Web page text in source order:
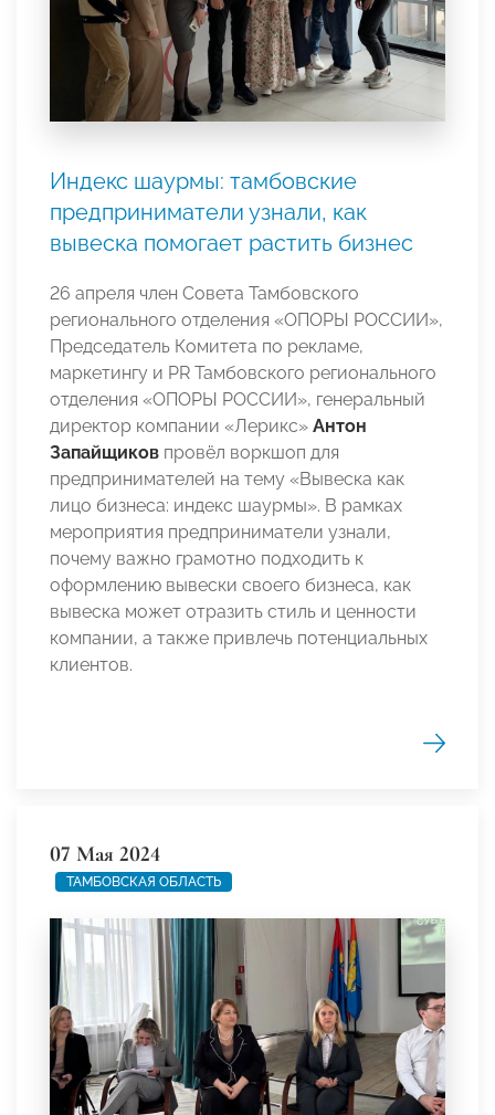
Индекс шаурмы: тамбовские
предприниматели узнали, как
вывеска помогает растить бизнес
26 апреля член Совета Тамбовского
регионального отделения «ОПОРЫ РОССИИ»,
Председатель Комитета по рекламе,
маркетингу и PR Тамбовского регионального
отделения «ОПОРЫ РОССИИ», генеральный
директор компании «Лерикс» Антон
Запайщиков провёл воркшоп для
предпринимателей на тему «Вывеска как
лицо бизнеса: индекс шаурмы». В рамках
мероприятия предприниматели узнали,
почему важно грамотно подходить к
оформлению вывески своего бизнеса, как
вывеска может отразить стиль и ценности
компании, а также привлечь потенциальных
клиентов.
07 Мая 2024
ТАМБОВСКАЯ ОБЛАСТЬ